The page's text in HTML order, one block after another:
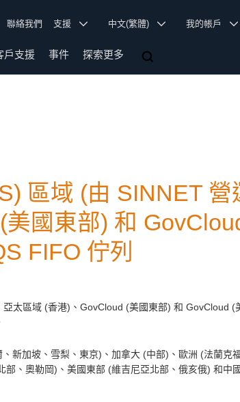
聯絡我們 支援 中文(繁體) 我的帳戶
戶支援 事件 探索更多
區域 (由 SINNET 營
國東部) 和
FIFO 佇列
太區域 (香港)、GovCloud (美國東部) 和 GovCloud
新加坡、雪梨、東京)、加拿大 (中部)、歐洲 (法蘭克
、奧勒岡)、美國東部 (維吉尼亞北部、俄亥俄) 和中